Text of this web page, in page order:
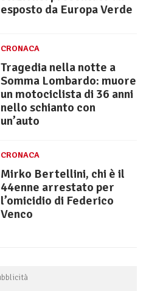
esposto da Europa Verde
CRONACA
Tragedia nella notte a
Somma Lombardo: muore
un motociclista di 36 anni
nello schianto con
un’auto
CRONACA
Mirko Bertellini, chi è il
44enne arrestato per
l’omicidio di Federico
Venco